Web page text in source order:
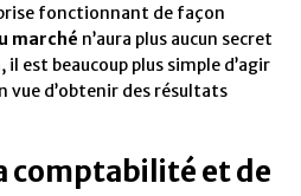
fonctionnant de façon
marché n’aura plus aucun secret
est beaucoup plus simple d’agir
vue d’obtenir des résultats
comptabilité et de